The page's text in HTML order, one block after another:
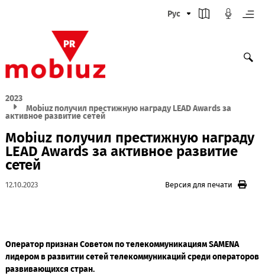
Рус
2023
Mobiuz получил престижную награду LEAD Awards за
активное развитие сетей
Mobiuz получил престижную
LEAD Awards за активное развитие
сетей
Оператор признан Советом по телекоммуникациям SAMENA